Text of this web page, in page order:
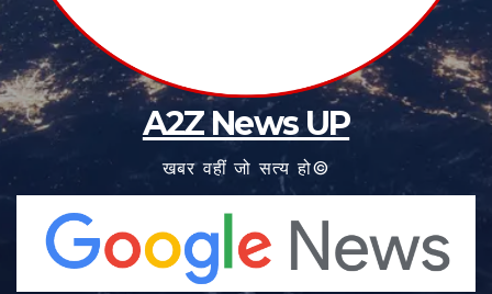
A2Z News UP
खबर वहीं जो सत्य हो©